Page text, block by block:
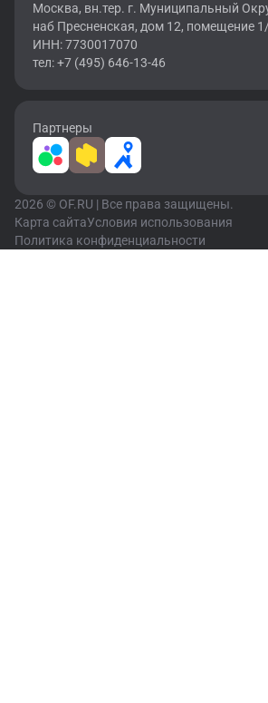
Москва, вн.тер. г. Муниципальный
наб Пресненская, дом 12, помещение
ИНН: 7730017070
тел: +7 (495) 646-13-46
Партнеры
2026 © OF.RU | Все права защищены.
Карта сайтаУсловия использования
Политика конфиденциальности